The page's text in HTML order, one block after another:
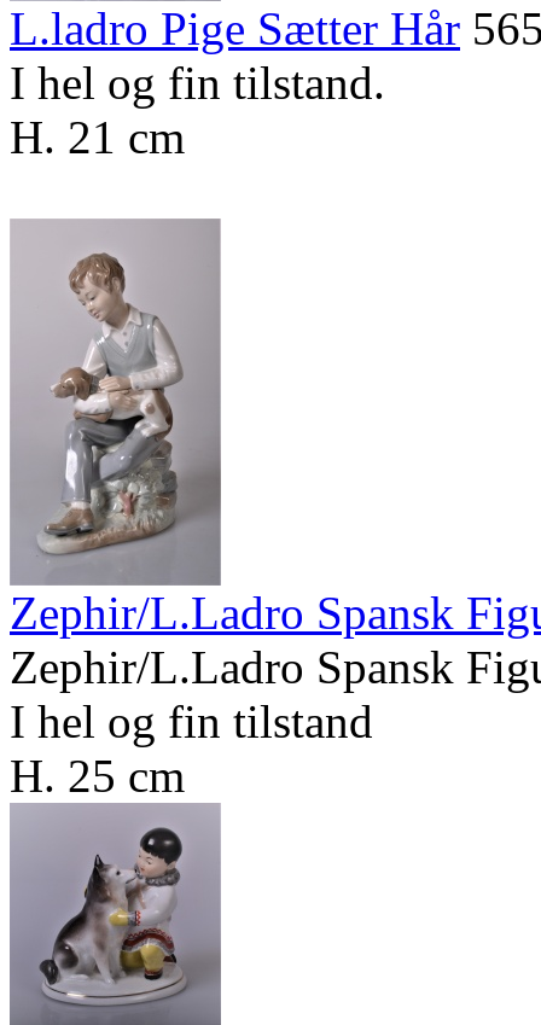
L.ladro Pige Sætter Hår
I hel og fin tilstand.
H. 21 cm
Zephir/L.Ladro Spansk
Zephir/L.Ladro Spansk
I hel og fin tilstand
H. 25 cm